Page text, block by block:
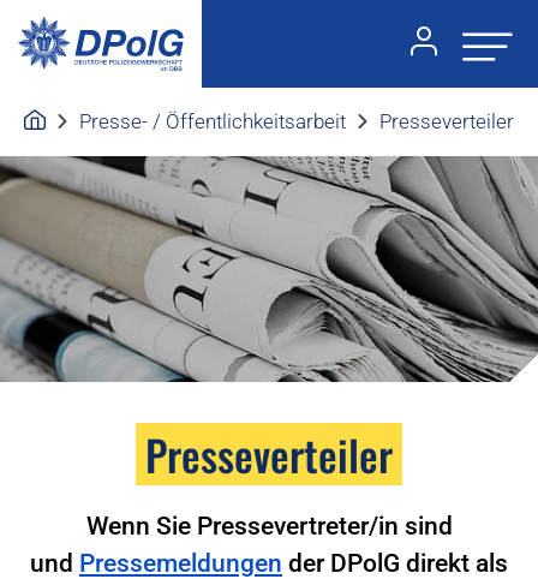
Presse- / Öffentlichkeitsarbeit Presseverteiler
Presseverteiler
Wenn Sie Pressevertreter/in sind
und Pressemeldungen der DPolG direkt als